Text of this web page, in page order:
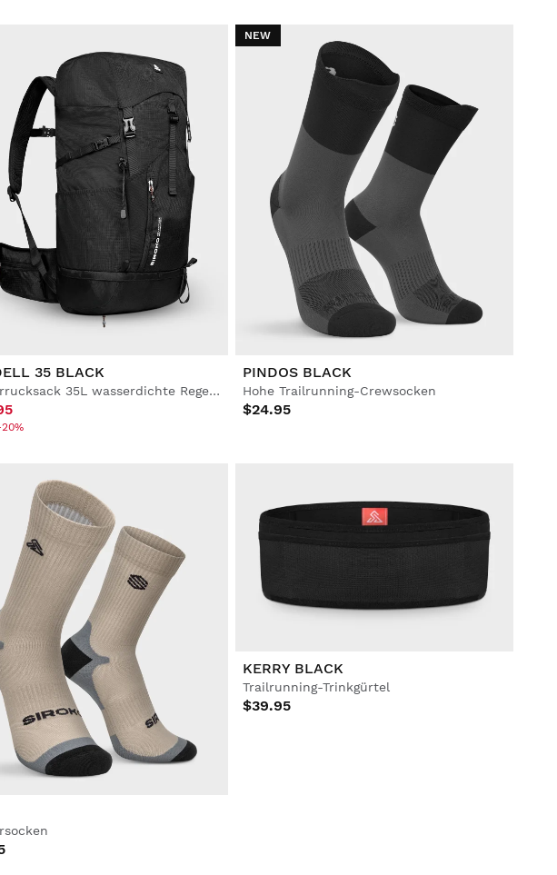
35 BLACK
Wanderrucksack 35L wasserdichte Regenschutzhülle
NEW
PINDOS BLACK
Hohe Trailrunning-Crewsocken
$24.95
KERRY BLACK
Trailrunning-Trinkgürtel
$39.95